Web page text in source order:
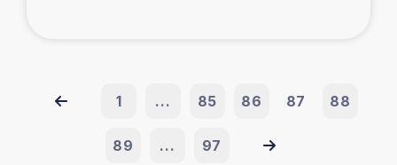
1 ... 85 86 87 88
89 ... 97